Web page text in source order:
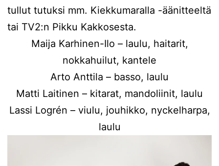
tullut tutuksi mm. Kiekkumaralla -äänitteeltä
tai TV2:n Pikku Kakkosesta.
Maija Karhinen-Ilo – laulu, haitarit,
nokkahuilut, kantele
Arto Anttila – basso, laulu
Matti Laitinen – kitarat, mandoliinit, laulu
Lassi Logrén – viulu, jouhikko, nyckelharpa,
laulu